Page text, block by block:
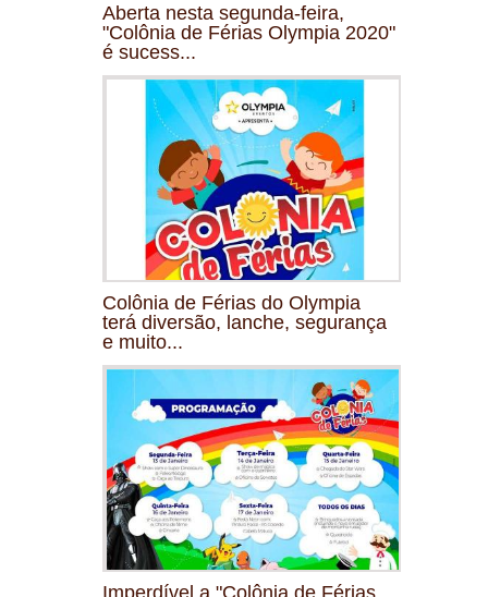
Aberta nesta segunda-feira,
"Colônia de Férias Olympia 2020"
é sucess...
Colônia de Férias do Olympia
terá diversão, lanche, segurança
e muito...
Imperdível a "Colônia de Férias